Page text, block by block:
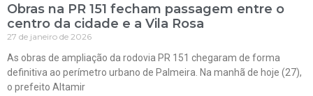
Obras na PR 151 fecham passagem entre o
centro da cidade e a Vila Rosa
27 de janeiro de 2026
As obras de ampliação da rodovia PR 151 chegaram de forma
definitiva ao perímetro urbano de Palmeira. Na manhã de hoje (27),
o prefeito Altamir